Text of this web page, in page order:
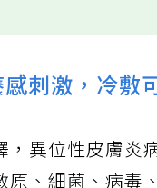
刺激，冷敷
，異位性皮膚炎